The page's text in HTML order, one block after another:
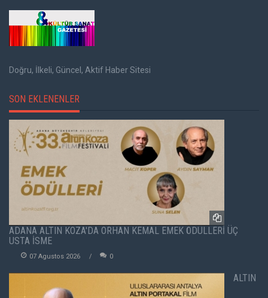
Doğru, İlkeli, Güncel, Aktif Haber Sitesi
SON EKLENENLER
ADANA ALTIN KOZA'DA ORHAN KEMAL EMEK ÖDÜLLERİ ÜÇ
USTA İSME
07 Agustos 2026 0
ALTIN